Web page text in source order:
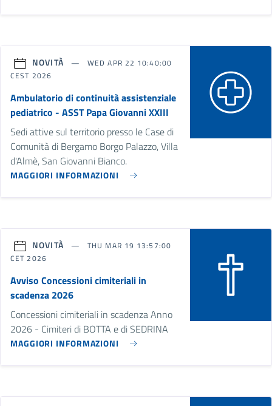
NOVITÀ
WED APR 22 10:40:00
CEST 2026
Ambulatorio di continuità assistenziale
pediatrico - ASST Papa Giovanni XXIII
Sedi attive sul territorio presso le Case di
Comunità di Bergamo Borgo Palazzo, Villa
d'Almè, San Giovanni Bianco.
MAGGIORI INFORMAZIONI
NOVITÀ
THU MAR 19 13:57:00
CET 2026
Avviso Concessioni cimiteriali in
scadenza 2026
Concessioni cimiteriali in scadenza Anno
2026 - Cimiteri di BOTTA e di SEDRINA
MAGGIORI INFORMAZIONI